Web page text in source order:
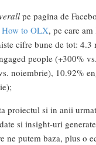
pe pagina de
How to OLX, pe care
cifre bune de tot: 4.3
people (+300%
noiembrie), 10.92%
proiectul si in anii
si insight-uri
ne putem baza, plus o